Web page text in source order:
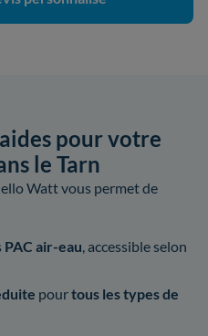
pour votre
le Tarn
Watt vous permet de
PAC air-eau, accessible selon
pourtous les types de